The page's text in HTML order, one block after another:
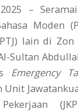
–
Moden
lain di
Sultan
Emergency